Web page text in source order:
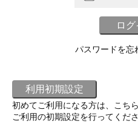
パスワードを忘
初めてご利用になる方は、こちら
ご利用の初期設定を行ってくださ